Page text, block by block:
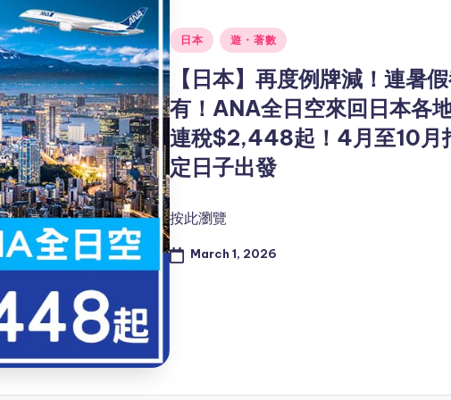
Posted
in
日本 遊・著數
【日本】再度例牌減！連暑
有！ANA全日空來回日本各
連稅$2,448起！4月至10月
定日子出發
按此瀏覽
March 1, 2026